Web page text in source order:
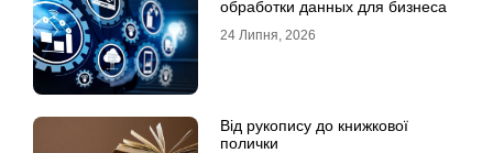
обработки данных для бизнеса
24 Липня, 2026
Від рукопису до книжкової
полички